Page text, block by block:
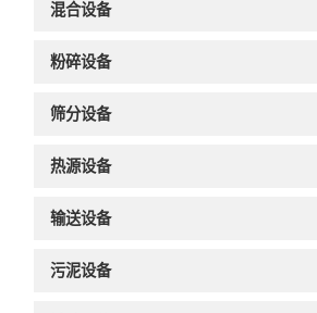
混合设备
粉碎设备
筛分设备
热源设备
输送设备
污泥设备